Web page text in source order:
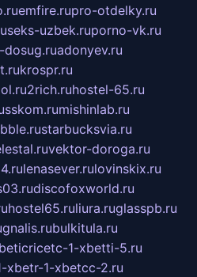
emfire.rupro-otdelky.ru
seks-uzbek.ruporno-vk.ru
dosug.ruadonyev.ru
krospr.ru
2rich.ruhostel-65.ru
mishinlab.ru
starbucksvia.ru
vektor-doroga.ru
lenasever.rulovinskix.ru
discofoxworld.ru
hostel65.ruliura.ruglasspb.ru
gnalis.rubulkitula.ru
1-xbetti-5.ru
xbetr-1-xbetcc-2.ru